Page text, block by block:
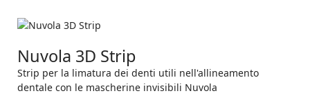
Nuvola 3D Strip
Strip per la limatura dei denti utili nell'allineamento
dentale con le mascherine invisibili Nuvola